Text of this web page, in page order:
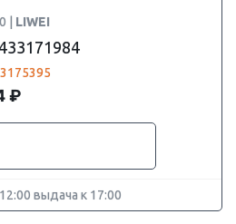
| LIWEI
₽
выдача к 17:00